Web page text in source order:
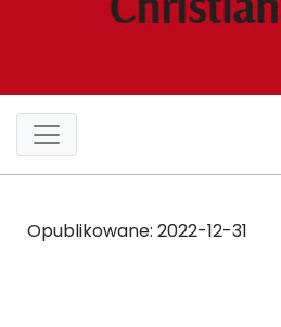
Opublikowane: 2022-12-31